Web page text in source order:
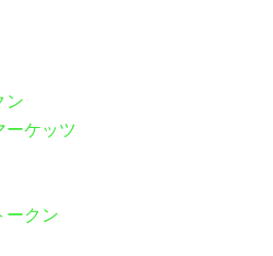
ン
ーケッツ
ークン